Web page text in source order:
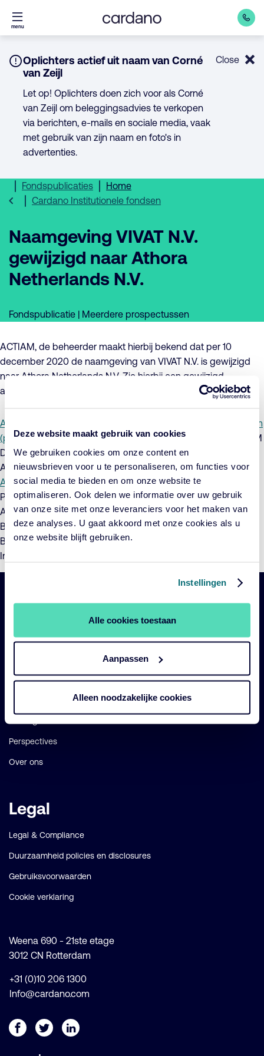
Deze website maakt gebruik van cookies
We gebruiken cookies om onze content en
nieuwsbrieven voor u te personaliseren, om functies voor
social media te bieden en om onze website te
optimaliseren. Ook delen we informatie over uw gebruik
van onze site met onze leveranciers voor het maken van
deze analyses. U gaat akkoord met onze cookies als u
onze website blijft gebruiken.
Instellingen
Alle cookies toestaan
Aanpassen
Alleen noodzakelijke cookies
Direct
naar
menu
Notice:
Oplichters actief uit naam van Corné
van Zeijl
Let op! Oplichters doen zich voor als Corné
van Zeijl om beleggingsadvies te verkopen
via berichten, e-mails en sociale media, vaak
met gebruik van zijn naam en foto's in
advertenties.
Close
Home
Fondspublicaties
Cardano Institutionele fondsen
Naamgeving VIVAT N.V.
gewijzigd naar Athora
Netherlands N.V.
Fondspublicatie | Meerdere prospectussen
ACTIAM, de beheerder maakt hierbij bekend dat per 10
december 2020 de naamgeving van VIVAT N.V. is gewijzigd
naar Athora Netherlands N.V. Zie hierbij een gewijzigd
addendum of prospectus per 10 december 2020.
Addendum (pdf)
Addendum
(pdf)ACTIAM Beleggingsfondsen II,Addendum (pdf)
ACTIAM
Duurzaam Index Aandelenfonds Europa,Addendum (pdf)
ACTIAM Duurzaam Index Aandelenfonds Noord-Amerika,
Addendum (pdf)ACTIAM Duurzaam Index Aandelenfonds
Pacific,Addendum (pdf)ACTIAM Duurzaam Index
Aandelenfonds Opkomende Landen,Prospectus (pdf) RZL
Beleggingsfondsen N.V.,Addendum (pdf)Zwitserleven
Beleggingsfondsen enProspectus (pdf)
Institutionele Beleggingsfondsen.
Belangrijke
Onze fondsen
Duurzaam
Perspectives
Over ons
Legal
Legal & Compliance
Duurzaamheid policies en disclosures
Gebruiksvoorwaarden
Cookie verklaring
Weena 690 - 21ste etage
3012 CN Rotterdam
+31 (0)10 206 1300
Info@cardano.com